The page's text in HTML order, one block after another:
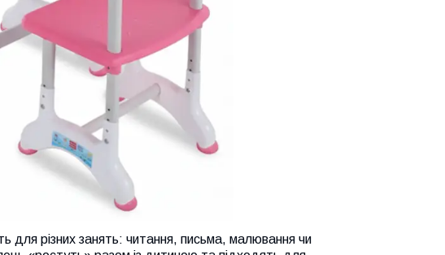
для різних занять: читання, письма, малювання чи